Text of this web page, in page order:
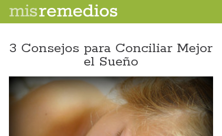
3 Consejos para Conciliar Mejor
el Sueño